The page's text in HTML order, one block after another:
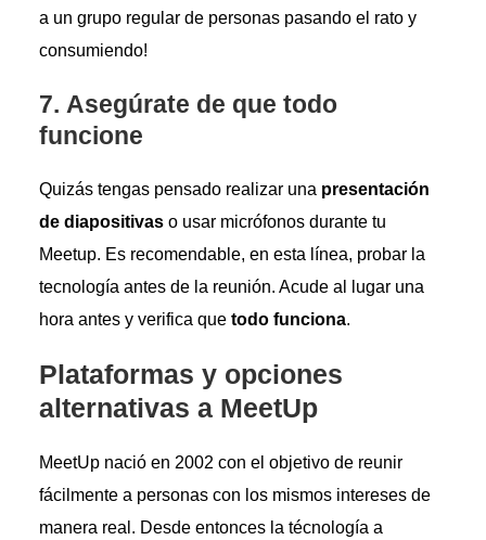
a un grupo regular de personas pasando el rato y
consumiendo!
7. Asegúrate de que todo
funcione
Quizás tengas pensado realizar una presentación
de diapositivaso usar micrófonos durante tu
Meetup. Es recomendable, en esta línea, probar la
tecnología antes de la reunión. Acude al lugar una
hora antes y verifica que todo funciona.
Plataformas y opciones
alternativas a MeetUp
MeetUp nació en 2002 con el objetivo de reunir
fácilmente a personas con los mismos intereses de
manera real. Desde entonces la técnología a